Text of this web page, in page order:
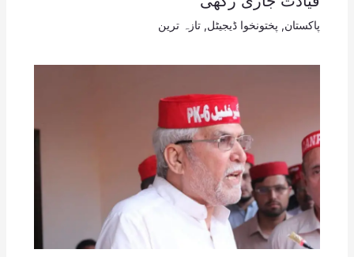
پاکستان پختونخوا ڈیجیٹل تازہ ترین